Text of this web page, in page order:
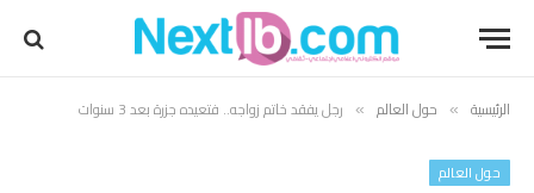
الرئيسية » حول العالم » رجل يفقد خاتم زواجه.. فتعيده جزرة بعد 3 سنوات
حول العالم